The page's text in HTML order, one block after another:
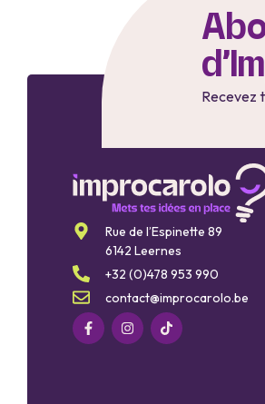
Recevez
Rue de l’Espinette 89
6142 Leernes
+32 (0)478 953 990
contact@improcarolo.be